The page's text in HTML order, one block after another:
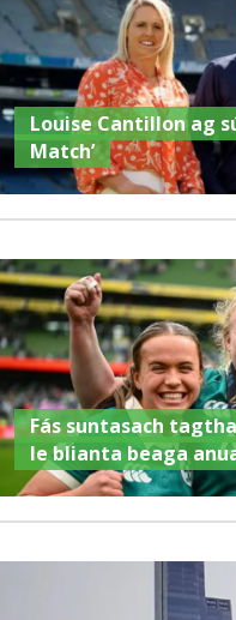
Louise Cantillon ag
Match’
Fás suntasach
le blianta beaga